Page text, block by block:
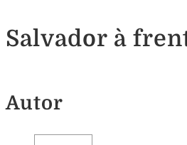
Salvador à
Autor